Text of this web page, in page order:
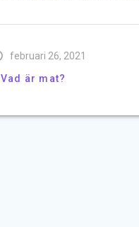
februari 26, 2021
Vad är mat?